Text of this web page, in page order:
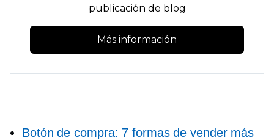
publicación de blog
Más información
Botón de compra: 7 formas de vender más